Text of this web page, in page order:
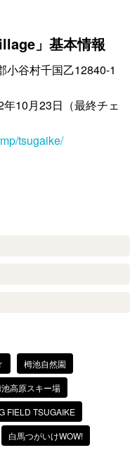
」基本情報
小谷村千国乙12840-1
10月23日（最終チェ
tsugaike/
栂池自然園
高原スキー場
FIELD TSUGAIKE
白馬つがいけWOW!